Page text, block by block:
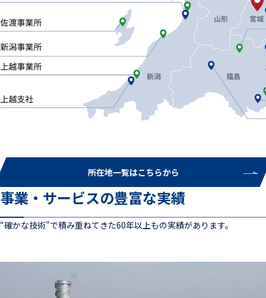
所在地一覧はこちらから
事業・サービスの豊富な実績
“確かな技術”で積み重ねてきた60年以上もの実績があります。